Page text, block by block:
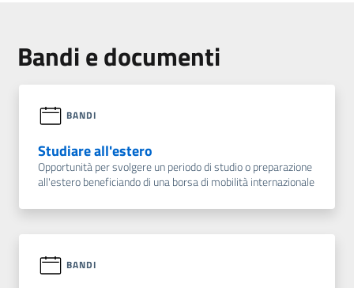
Bandi e documenti
BANDI
Studiare all'estero
Opportunità per svolgere un periodo di studio o preparazione
all'estero beneficiando di una borsa di mobilità internazionale
BANDI